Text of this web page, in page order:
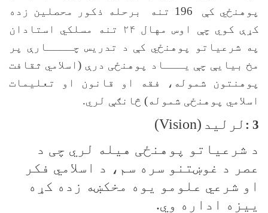
پوهنځي کې 196 تنه برحله ذکور محصلین زده
کړې کوي چې اوس مهال ۲۴ تنه مسلکي استادان
په شرعیاتو پوهنځي کې د تدریس چــــارې پر
مخ بیایې چې یـــاد پوهنځی درې (اسلامي ثقافت
پوهنتون شموله، فقه او قانون او تعلیمات
اسلامي پوهنځی شموله) څانګې لري.
3 : لرلید (Vision)
د شرعیاتو پوهنځی هیله لري چی د
عصر د غوښتنو سره سم، د اسلامي فکر
او شرعي علومو يوه مخکښه زده کړه
ییزه اداره وي.